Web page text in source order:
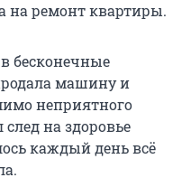
на ремонт квартиры.
бесконечные
машину и
неприятного
на здоровье
каждый день всё